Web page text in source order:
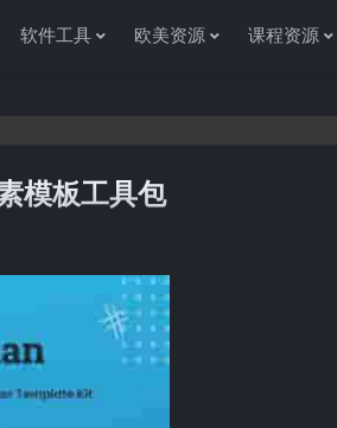
软件工具 欧美资源 课程资源
模板工具包
感谢您访问资源杂货铺获取各种信息资